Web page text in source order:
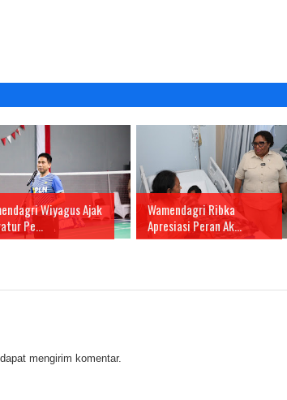
Wiyagus Ajak
Pe...
Wamendagri Ribka
Apresiasi Peran Ak...
mengirim komentar.